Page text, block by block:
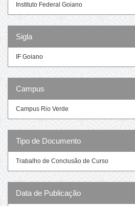
Instituto Federal Goiano
Sigla
IF Goiano
Campus
Campus Rio Verde
Tipo de Documento
Trabalho de Conclusão de Curso
Data de Publicação